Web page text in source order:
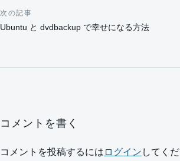
次の記事
Ubuntu と dvdbackup で幸せになる方法
コメントを書く
コメントを投稿するには ログイン してくだ